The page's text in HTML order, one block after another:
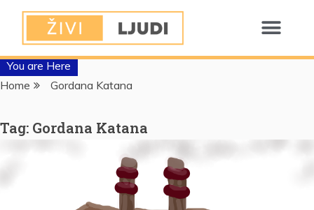
You are Here
Home
Gordana Katana
Tag: Gordana Katana